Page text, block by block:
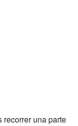
recorrer una parte